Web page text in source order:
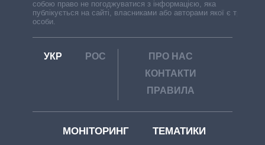
собою право не погоджуватися з інформацією, яка
публікується на сайті, власниками або авторами якої є треті
особи.
УКР РОС
ПРО НАС
КОНТАКТИ
ПРАВИЛА
МОНІТОРИНГ ТЕМАТИКИ